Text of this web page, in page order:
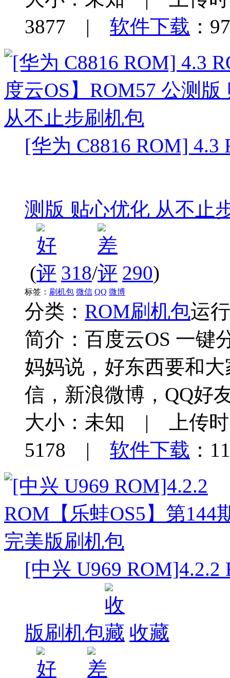
3877 | 软件下载 ：
[华为 C8816 ROM] 4.3
测版 贴心优化 从不止
( 318/ 290)
标签： 刷机包 微信 QQ 微博
分类： ROM刷机包运
简介： 百度云OS 一
妈妈说，好东西要和
信，新浪微博，QQ好
大小：未知 | 上传
5178 | 软件下载 ：
[中兴 U969 ROM]4.2.2
版刷机包 收藏